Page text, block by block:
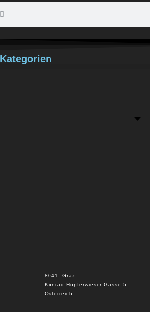
Kategorien
8041, Graz
Konrad-Hopferwieser-Gasse 5
Österreich